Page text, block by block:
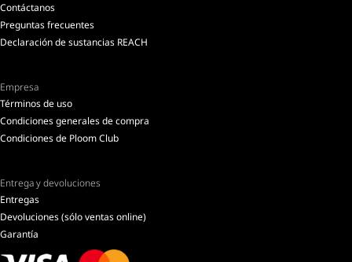
Contáctanos
Preguntas frecuentes
Declaración de sustancias REACH
Empresa
Términos de uso
Condiciones generales de compra
Condiciones de Ploom Club
Entrega y devoluciones
Entregas
Devoluciones (sólo ventas online)
Garantía